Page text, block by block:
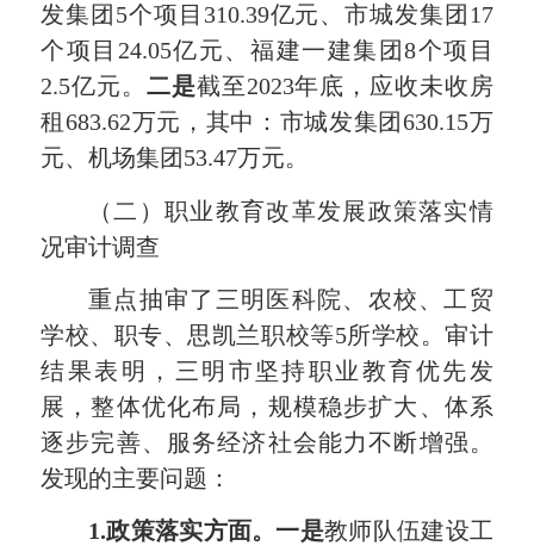
发集团5个项目310.39亿元、市城发集团17
个项目24.05亿元、福建一建集团8个项目
2.5亿元。 二是截至2023年底，应收未收房
租683.62万元，其中：市城发集团630.15万
元、机场集团53.47万元。
（二）职业教育改革发展政策落实情
况审计调查
重点抽审了三明医科院、农校、工贸
学校、职专、思凯兰职校等5所学校。审计
结果表明，三明市坚持职业教育优先发
展，整体优化布局，规模稳步扩大、体系
逐步完善、服务经济社会能力不断增强。
发现的主要问题：
1.政策落实方面。一是教师队伍建设工